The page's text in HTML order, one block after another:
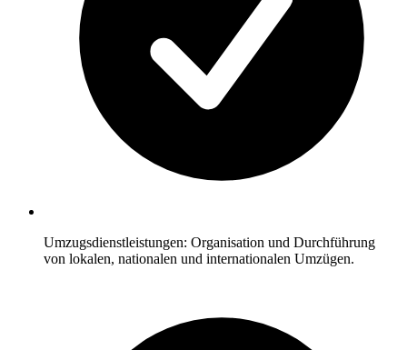
Umzugsdienstleistungen: Organisation und Durchführung
von lokalen, nationalen und internationalen Umzügen.